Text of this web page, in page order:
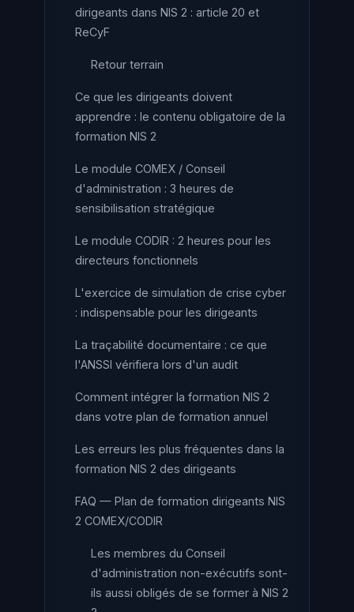
dirigeants dans NIS 2 : article 20 et
ReCyF
Retour terrain
Ce que les dirigeants doivent
apprendre : le contenu obligatoire de la
formation NIS 2
Le module COMEX / Conseil
d'administration : 3 heures de
sensibilisation stratégique
Le module CODIR : 2 heures pour les
directeurs fonctionnels
L'exercice de simulation de crise cyber
: indispensable pour les dirigeants
La traçabilité documentaire : ce que
l'ANSSI vérifiera lors d'un audit
Comment intégrer la formation NIS 2
dans votre plan de formation annuel
Les erreurs les plus fréquentes dans la
formation NIS 2 des dirigeants
FAQ — Plan de formation dirigeants NIS
2 COMEX/CODIR
Les membres du Conseil
d'administration non-exécutifs sont-
ils aussi obligés de se former à NIS 2